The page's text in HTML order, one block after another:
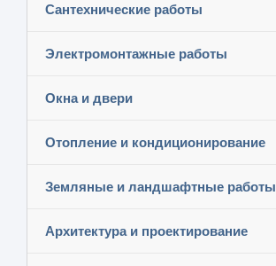
Сантехнические работы
Электромонтажные работы
Окна и двери
Отопление и кондиционирование
Земляные и ландшафтные работы
Архитектура и проектирование